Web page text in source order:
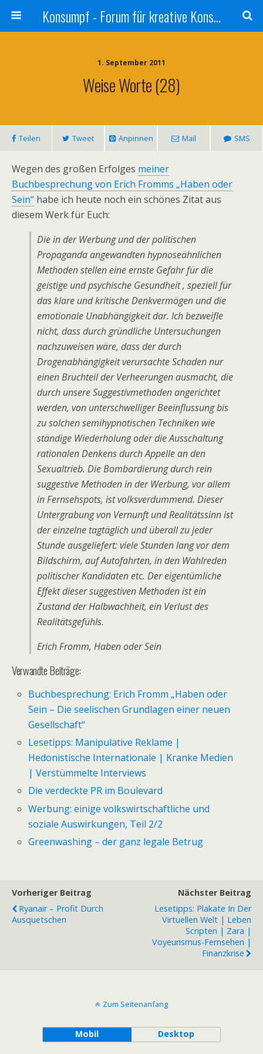
Konsumpf - Forum für kreative Konsumkritik - Culture Jamming, Nachhaltigkeit, Konzernkritik, Adbusting
1. September 2011
Weise Worte (28)
Teilen Tweet Anpinnen Mail SMS
Wegen des großen Erfolges meiner
Buchbesprechung von Erich Fromms „Haben oder
Sein“ habe ich heute noch ein schönes Zitat aus
diesem Werk für Euch:
Die in der Werbung und der politischen
Propaganda angewandten hypnoseähnlichen
Methoden stellen eine ernste Gefahr für die
geistige und psychische Gesundheit , speziell für
das klare und kritische Denkvermögen und die
emotionale Unabhängigkeit dar. Ich bezweifle
nicht, dass durch gründliche Untersuchungen
nachzuweisen wäre, dass der durch
Drogenabhängigkeit verursachte Schaden nur
einen Bruchteil der Verheerungen ausmacht, die
durch unsere Suggestivmethoden angerichtet
werden, von unterschwelliger Beeinflussung bis
zu solchen semihypnotischen Techniken wie
ständige Wiederholung oder die Ausschaltung
rationalen Denkens durch Appelle an den
Sexualtrieb. Die Bombardierung durch rein
suggestive Methoden in der Werbung, vor allem
in Fernsehspots, ist volksverdummend. Dieser
Untergrabung von Vernunft und Realitätssinn ist
der einzelne tagtäglich und überall zu jeder
Stunde ausgeliefert: viele Stunden lang vor dem
Bildschirm, auf Autofahrten, in den Wahlreden
politischer Kandidaten etc. Der eigentümliche
Effekt dieser suggestiven Methoden ist ein
Zustand der Halbwachheit, ein Verlust des
Realitätsgefühls.
Erich Fromm, Haben oder Sein
Verwandte Beiträge:
Buchbesprechung: Erich Fromm „Haben oder
Sein – Die seelischen Grundlagen einer neuen
Gesellschaft“
Lesetipps: Manipulative Reklame |
Hedonistische Internationale | Kranke Medien
| Verstümmelte Interviews
Die verdeckte PR im Boulevard
Werbung: einige volkswirtschaftliche und
soziale Auswirkungen, Teil 2/2
Greenwashing – der ganz legale Betrug
Vorheriger Beitrag
Ryanair – Profit Durch
Ausquetschen
Nächster Beitrag
Lesetipps: Plakate In Der
Virtuellen Welt | Leben
Scripten | Zara |
Voyeurismus-Fernsehen |
Finanzkrise
Zum Seitenanfang
Mobil Desktop